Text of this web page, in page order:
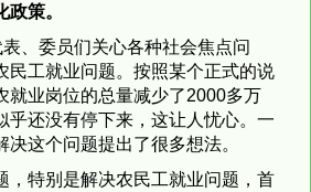
策。
表、委员们关心各种社会焦点问
民工就业问题。按照某个正式的说
就业岗位的总量减少了2000多万
乎还没有停下来，这让人忧心。一
这个问题提出了很多想法。
，特别是解决农民工就业问题，首